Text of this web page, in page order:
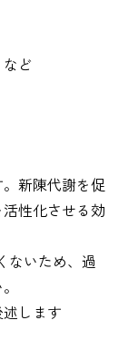
ど
新陳代謝を促
性化させる効
ないため、過
します